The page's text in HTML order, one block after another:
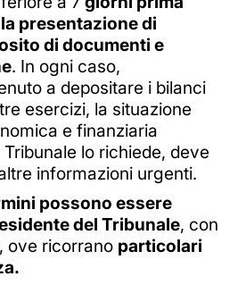
presentazione di
di documenti e
. In ogni caso,
a depositare i bilanci
esercizi, la situazione
e finanziaria
lo richiede, deve
informazioni urgenti.
possono essere
del Tribunale, con
ove ricorrano particolari